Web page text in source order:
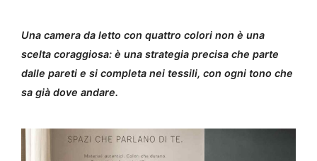
Una camera da letto con quattro colori non è una
scelta coraggiosa: è una strategia precisa che parte
dalle pareti e si completa nei tessili, con ogni tono che
sa già dove andare.